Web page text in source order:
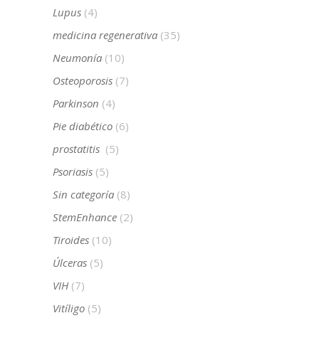
Lupus (4)
medicina regenerativa (35)
Neumonía (10)
Osteoporosis (7)
Parkinson (4)
Pie diabético (6)
prostatitis (5)
Psoriasis (5)
Sin categoría (8)
StemEnhance (2)
Tiroides (10)
Úlceras (5)
VIH (7)
Vitíligo (5)